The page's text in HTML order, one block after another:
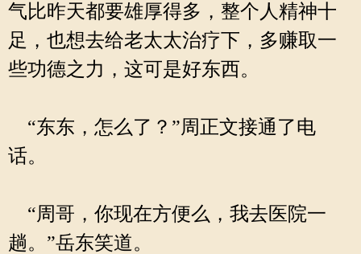
气比昨天都要雄厚得多，整个人精神十
足，也想去给老太太治疗下，多赚取一
些功德之力，这可是好东西。
“东东，怎么了？”周正文接通了电
话。
“周哥，你现在方便么，我去医院一
趟。”岳东笑道。